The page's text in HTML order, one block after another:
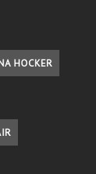
HOCKER